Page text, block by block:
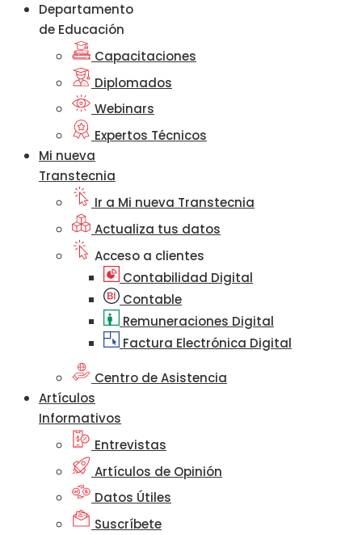
Departamento
de Educación
Capacitaciones
Diplomados
Webinars
Expertos Técnicos
Mi nueva
Transtecnia
Ir a Mi nueva Transtecnia
Actualiza tus datos
Acceso a clientes
Contabilidad Digital
Contable
Remuneraciones Digital
Factura Electrónica Digital
Centro de Asistencia
Artículos
Informativos
Entrevistas
Artículos de Opinión
Datos Útiles
Suscríbete